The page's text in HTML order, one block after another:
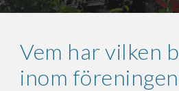
Vem har vilken
inom